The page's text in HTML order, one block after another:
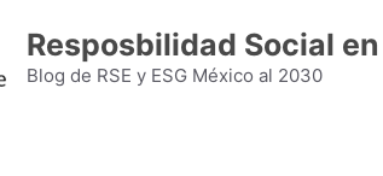
Resposbilidad Social
Blog de RSE y ESG México al 2030